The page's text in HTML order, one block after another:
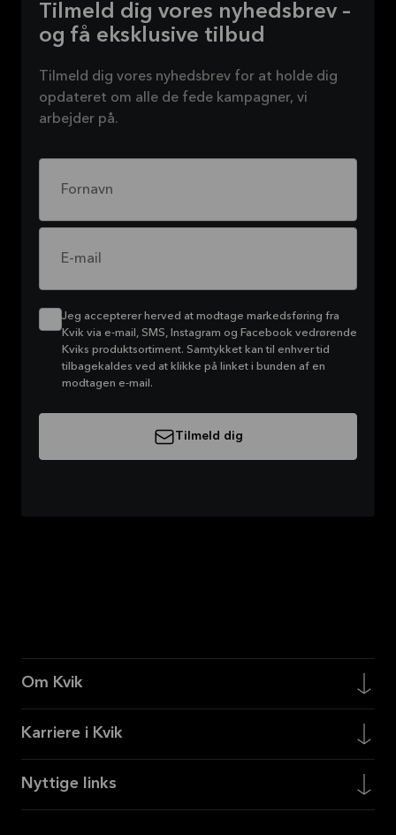
Tilmeld dig vores nyhedsbrev –
og få eksklusive tilbud
Tilmeld dig vores nyhedsbrev for at holde dig
opdateret om alle de fede kampagner, vi
arbejder på.
Fornavn
E-mail
Jeg accepterer herved at modtage markedsføring fra
Kvik via e-mail, SMS, Instagram og Facebook vedrørende
Kviks produktsortiment. Samtykket kan til enhver tid
tilbagekaldes ved at klikke på linket i bunden af en
modtagen e-mail.
Tilmeld dig
Om Kvik
Karriere i Kvik
Nyttige links